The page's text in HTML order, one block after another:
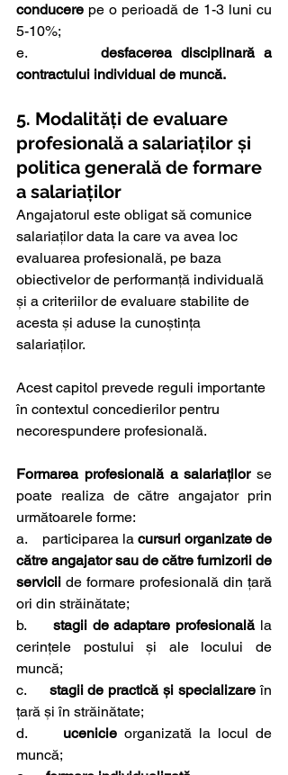
conducere pe o perioadă de 1-3 luni cu
5-10%;
e. desfacerea disciplinară a
contractului individual de muncă.
5. Modalități de evaluare
profesională a salariaților și
politica generală de formare
a salariaților
Angajatorul este obligat să comunice
salariaților data la care va avea loc
evaluarea profesională, pe baza
obiectivelor de performanță individuală
și a criteriilor de evaluare stabilite de
acesta și aduse la cunoștința
salariaților.
Acest capitol prevede reguli importante
în contextul concedierilor pentru
necorespundere profesională.
Formarea profesională a salariaților se
poate realiza de către angajator prin
următoarele forme:
a.    participarea la cursuri organizate de
către angajator sau de către furnizorii de
servicii de formare profesională din țară
ori din străinătate;
b.
stagii de adaptare profesională la
cerințele postului și ale locului de
muncă;
c. stagii de practică și specializare în
țară și în străinătate;
d. ucenicie organizată la locul de
muncă;